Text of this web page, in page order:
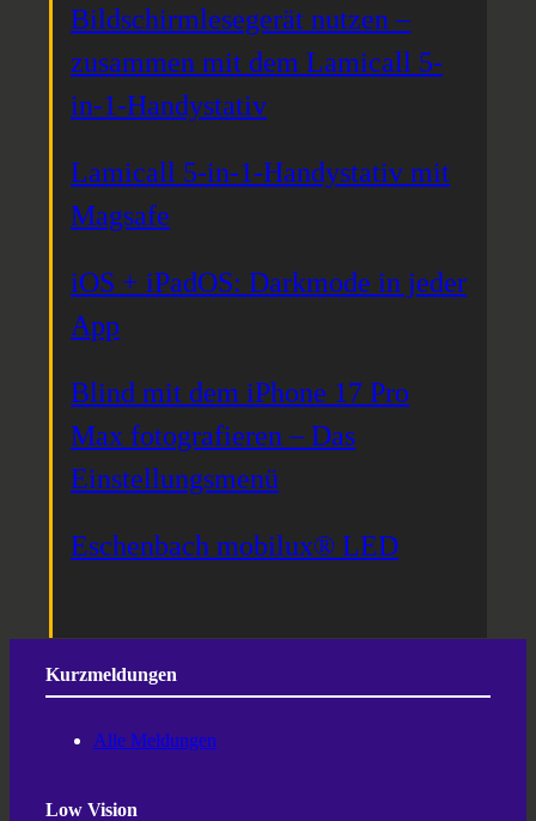
Bildschirmlesegerät nutzen –
zusammen mit dem Lamicall 5-
in-1-Handystativ
Lamicall 5-in-1-Handystativ mit
Magsafe
iOS + iPadOS: Darkmode in jeder
App
Blind mit dem iPhone 17 Pro
Max fotografieren – Das
Einstellungsmenü
Eschenbach mobilux® LED
Kurzmeldungen
Alle Meldungen
Low Vision